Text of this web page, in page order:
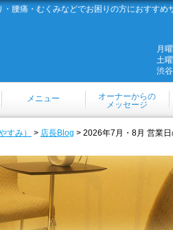
・腰痛・むくみなどでお困りの方におすすめ
月
土
渋
メニュー
オーナーからの
メッセージ
すみ） > 店長Blog > 2026年7月・8月 営業